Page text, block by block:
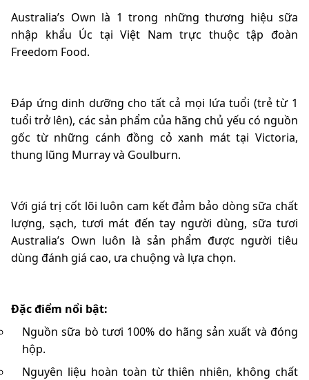
Australia’s Own là 1 trong những thương hiệu sữa
nhập khẩu Úc tại Việt Nam trực thuộc tập đoàn
Freedom Food.
Đáp ứng dinh dưỡng cho tất cả mọi lứa tuổi (trẻ từ 1
tuổi trở lên), các sản phẩm của hãng chủ yếu có nguồn
gốc từ những cánh đồng cỏ xanh mát tại Victoria,
thung lũng Murray và Goulburn.
Với giá trị cốt lõi luôn cam kết đảm bảo dòng sữa chất
lượng, sạch, tươi mát đến tay người dùng, sữa tươi
Australia’s Own luôn là sản phẩm được người tiêu
dùng đánh giá cao, ưa chuộng và lựa chọn.
Đặc điểm nổi bật:
Nguồn sữa bò tươi 100% do hãng sản xuất và đóng
hộp.
Nguyên liệu hoàn toàn từ thiên nhiên, không chất